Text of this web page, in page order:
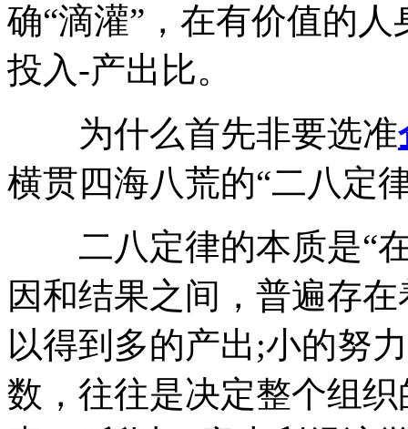
确“滴灌”，在有价值的
投入-产出比。
为什么首先非要选准
横贯四海八荒的“二八定
二八定律的本质是“在
因和结果之间，普遍存
以得到多的产出;小的努
数，往往是决定整个组